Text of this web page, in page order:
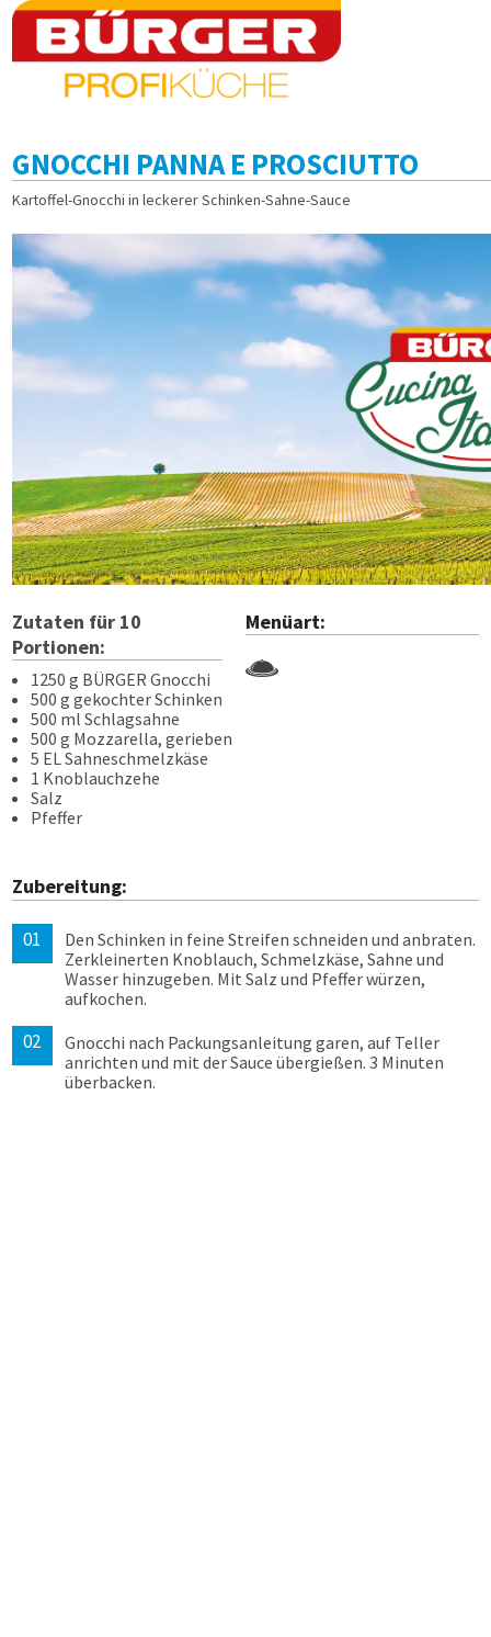
GNOCCHI PANNA E PROSCIUTTO
Kartoffel-Gnocchi in leckerer Schinken-Sahne-Sauce
Zutaten für 10
Portionen:
1250 g BÜRGER Gnocchi
500 g gekochter Schinken
500 ml Schlagsahne
500 g Mozzarella, gerieben
5 EL Sahneschmelzkäse
1 Knoblauchzehe
Salz
Pfeffer
Menüart:
Zubereitung:
Den Schinken in feine Streifen schneiden und anbraten.
Zerkleinerten Knoblauch, Schmelzkäse, Sahne und
Wasser hinzugeben. Mit Salz und Pfeffer würzen,
aufkochen.
Gnocchi nach Packungsanleitung garen, auf Teller
anrichten und mit der Sauce übergießen. 3 Minuten
überbacken.